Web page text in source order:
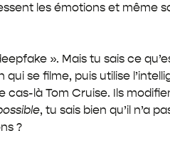
les émotions et
». Mais tu sais ce
qui se filme, puis utilise
là Tom Cruise. Ils
, tu sais bien qu’il n’a
?